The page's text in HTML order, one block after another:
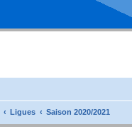
Ligues Saison 2020/2021